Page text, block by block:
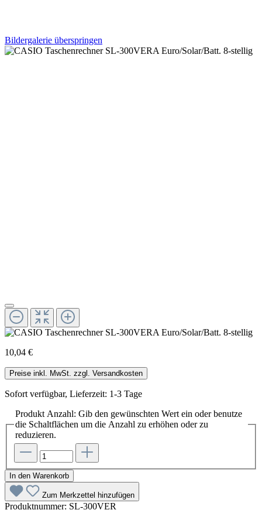
Bildergalerie überspringen
10,04 €
Preise inkl. MwSt. zzgl. Versandkosten
Sofort verfügbar, Lieferzeit: 1-3 Tage
Produkt Anzahl: Gib den gewünschten Wert ein oder benutze
die Schaltflächen um die Anzahl zu erhöhen oder zu
reduzieren.
In den Warenkorb
Zum Merkzettel hinzufügen
Produktnummer: SL-300VER